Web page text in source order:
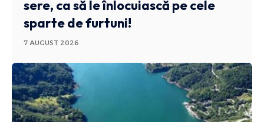
sere, ca să le înlocuiască pe cele
sparte de furtuni!
7 AUGUST 2026